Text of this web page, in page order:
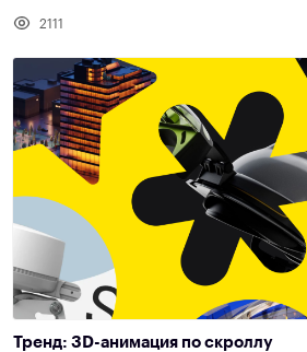
2111
Тренд: 3D-анимация по скроллу